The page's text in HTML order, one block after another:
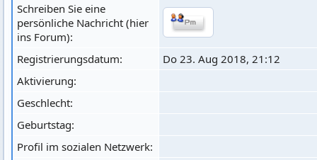
Schreiben Sie eine
persönliche Nachricht (hier
ins Forum):
Registrierungsdatum:
Do 23. Aug 2018, 21:12
Aktivierung:
Geschlecht:
Geburtstag:
Profil im sozialen Netzwerk: